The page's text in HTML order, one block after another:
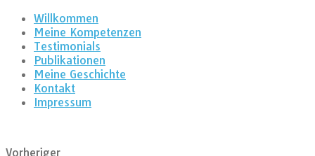
Willkommen
Meine Kompetenzen
Testimonials
Publikationen
Meine Geschichte
Kontakt
Impressum
Vorheriger